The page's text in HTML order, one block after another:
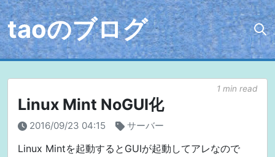
taoのブログ
1 min read
Linux Mint NoGUI化
2016/09/23 04:15 サーバー
Linux Mintを起動するとGUIが起動してアレなので